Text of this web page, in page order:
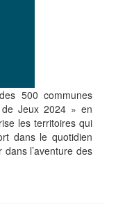
500 communes
Jeux 2024 » en
les territoires qui
dans le quotidien
dans l’aventure des